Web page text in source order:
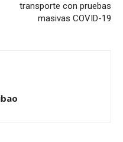
transporte con pruebas
masivas COVID-19